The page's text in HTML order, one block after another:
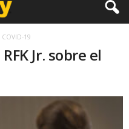
COVID-19
Jr. sobre el